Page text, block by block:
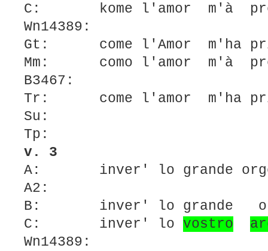
C: kome l'amor m'à
Wn14389:
Gt: come l'Amor m'ha
Mm: como l'amor m'à
B3467:
Tr: come l'amor m'ha
Su:
Tp:
v. 3
A: inver' lo grande
A2:
B: inver' lo grande
C: inver' lo
vostro
Wn14389: